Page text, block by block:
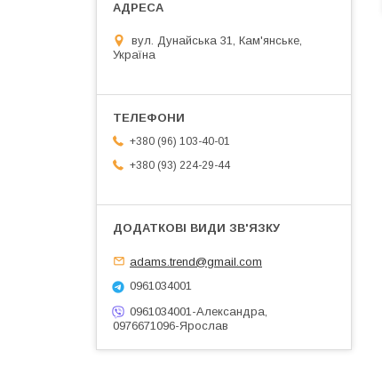
вул. Дунайська 31, Кам'янське,
Україна
+380 (96) 103-40-01
+380 (93) 224-29-44
adams.trend@gmail.com
0961034001
0961034001-Александра,
0976671096-Ярослав